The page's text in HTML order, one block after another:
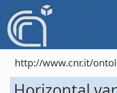
http://www.cnr.it/